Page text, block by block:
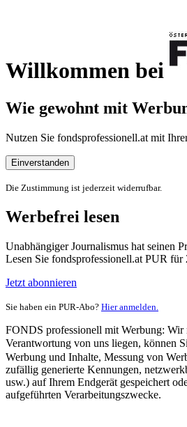
Willkommen bei
Wie gewohnt mit
Nutzen Sie fondsprofessionell.at mit
Einverstanden
Die Zustimmung ist jederzeit widerrufbar.
Werbefrei lesen
Unabhängiger Journalismus hat seinen
Lesen Sie fondsprofessionell.at PUR
Jetzt abonnieren
Sie haben ein PUR-Abo? Hier anmelden.
FONDS professionell mit Werbung: Wir
Verantwortung von uns liegen, können
Werbung und Inhalte, Messung von
zufällig generierte Kennungen,
usw.) auf Ihrem Endgerät gespeichert
aufgeführten Verarbeitungszwecke.